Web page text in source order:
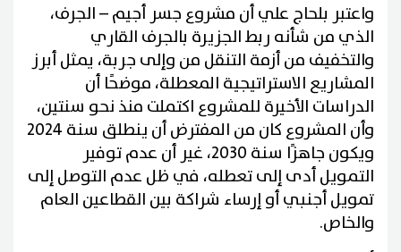
واعتبر بلحاج علي أن مشروع جسر أجيم – الجرف،
الذي من شأنه ربط الجزيرة بالجرف القاري
والتخفيف من أزمة التنقل من وإلى جربة، يمثل أبرز
المشاريع الاستراتيجية المعطلة، موضحًا أن
الدراسات الأخيرة للمشروع اكتملت منذ نحو سنتين،
وأن المشروع كان من المفترض أن ينطلق سنة 2024
ويكون جاهزًا سنة 2030، غير أن عدم توفير
التمويل أدى إلى تعطله، في ظل عدم التوصل إلى
تمويل أجنبي أو إرساء شراكة بين القطاعين العام
والخاص.